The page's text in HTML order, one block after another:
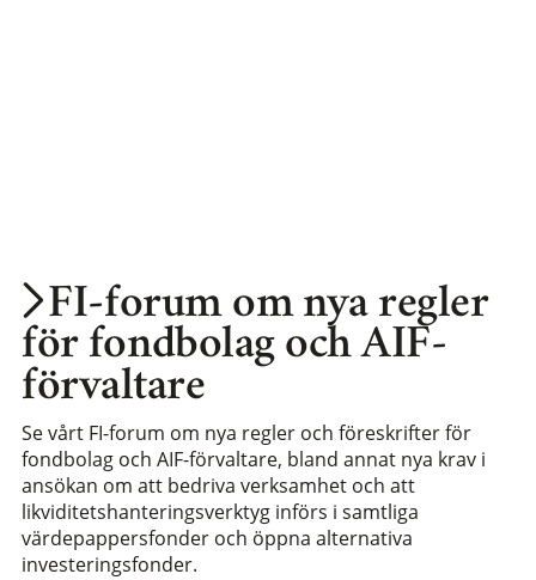
FI-forum om nya regler
för fondbolag och AIF-
förvaltare
Se vårt FI-forum om nya regler och föreskrifter för
fondbolag och AIF-förvaltare, bland annat nya krav i
ansökan om att bedriva verksamhet och att
likviditetshanteringsverktyg införs i samtliga
värdepappersfonder och öppna alternativa
investeringsfonder.